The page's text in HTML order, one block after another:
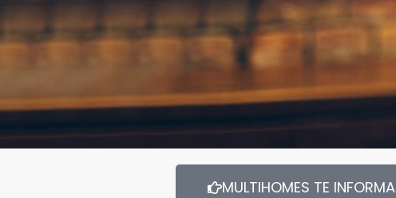
MULTIHOMES TE INFORMA